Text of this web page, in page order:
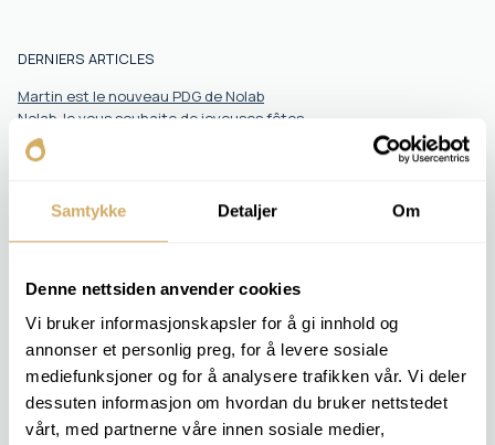
Samtykke Detaljer Om
Denne nettsiden anvender cookies
Vi bruker informasjonskapsler for å gi innhold og
annonser et personlig preg, for å levere sosiale
mediefunksjoner og for å analysere trafikken vår. Vi deler
dessuten informasjon om hvordan du bruker nettstedet
vårt, med partnerne våre innen sosiale medier,
DERNIERS ARTICLES
Martin est le nouveau PDG de Nolab
Nolab Je vous souhaite de joyeuses fêtes
Impressionné par la logistique
Il est encore plus facile d'envoyer des échantillons pour analyse
de nouveaux défis
Modules d'analyse